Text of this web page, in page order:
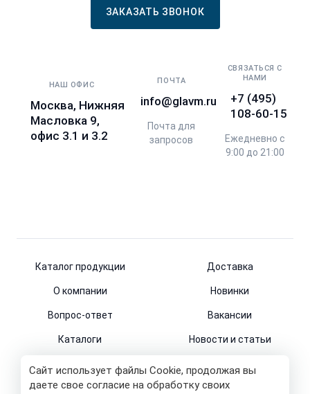
Сайт использует файлы Cookie, продолжая вы
даете свое согласие на обработку своих
ЗАКАЗАТЬ ЗВОНОК
НАШ ОФИС
Москва, Нижняя
Масловка 9,
офис 3.1 и 3.2
ПОЧТА
info@glavm.ru
Почта для
запросов
СВЯЗАТЬСЯ С
НАМИ
+7 (495)
108-60-15
Ежедневно с
9:00 до 21:00
Каталог продукции Доставка
О компании Новинки
Вопрос-ответ Вакансии
Каталоги Новости и статьи